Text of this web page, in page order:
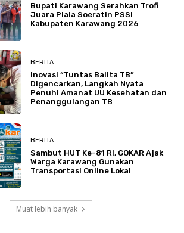
Bupati Karawang Serahkan Trofi
Juara Piala Soeratin PSSI
Kabupaten Karawang 2026
BERITA
Inovasi “Tuntas Balita TB”
Digencarkan, Langkah Nyata
Penuhi Amanat UU Kesehatan dan
Penanggulangan TB
BERITA
Sambut HUT Ke-81 RI, GOKAR Ajak
Warga Karawang Gunakan
Transportasi Online Lokal
Muat lebih banyak